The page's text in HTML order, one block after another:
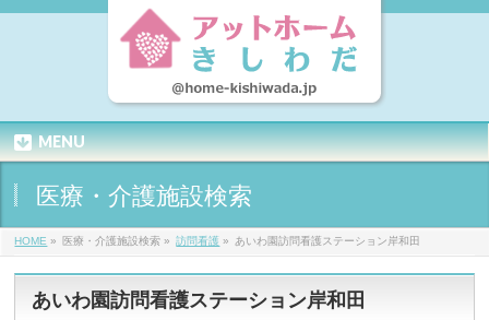
MENU
医療・介護施設検索
HOME » 医療・介護施設検索 » 訪問看護 » あいわ園訪問看護ステーション岸和田
あいわ園訪問看護ステーション岸和田